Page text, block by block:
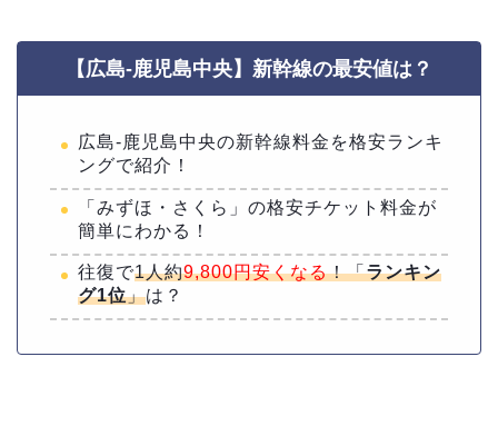
【広島-鹿児島中央】新幹線の最安値は？
広島-鹿児島中央の新幹線料金を格安ランキ
ングで紹介！
「みずほ・さくら」の格安チケット料金が
簡単にわかる！
往復で1人約9,800円安くなる！「ランキン
グ1位」は？